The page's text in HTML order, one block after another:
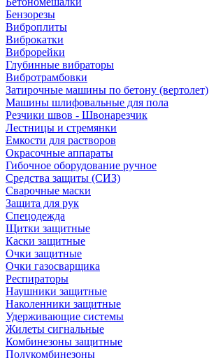
Бензорезы
Виброплиты
Виброкатки
Виброрейки
Глубинные вибраторы
Вибротрамбовки
Затирочные машины по бетону (вертолет)
Машины шлифовальные для пола
Резчики швов - Швонарезчик
Лестницы и стремянки
Емкости для растворов
Окрасочные аппараты
Гибочное оборудование ручное
Средства защиты (СИЗ)
Сварочные маски
Защита для рук
Спецодежда
Щитки защитные
Каски защитные
Очки защитные
Очки газосварщика
Респираторы
Наушники защитные
Наколенники защитные
Удерживающие системы
Жилеты сигнальные
Комбинезоны защитные
Полукомбинезоны